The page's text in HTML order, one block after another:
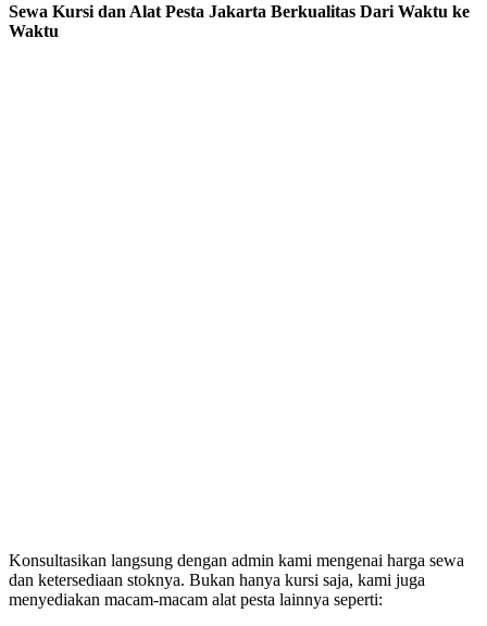
Sewa Kursi dan Alat Pesta Jakarta Berkualitas Dari Waktu ke
Waktu
Konsultasikan langsung dengan admin kami mengenai harga sewa
dan ketersediaan stoknya. Bukan hanya kursi saja, kami juga
menyediakan macam-macam alat pesta lainnya seperti: